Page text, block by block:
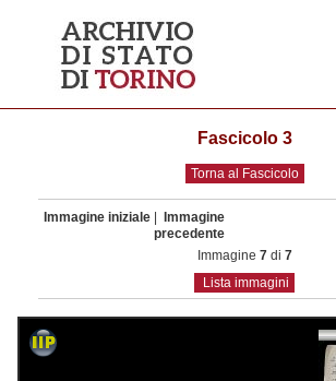
Fascicolo 3
Torna al Fascicolo
Immagine iniziale
Immagine
precedente
Immagine 7di 7
Lista immagini